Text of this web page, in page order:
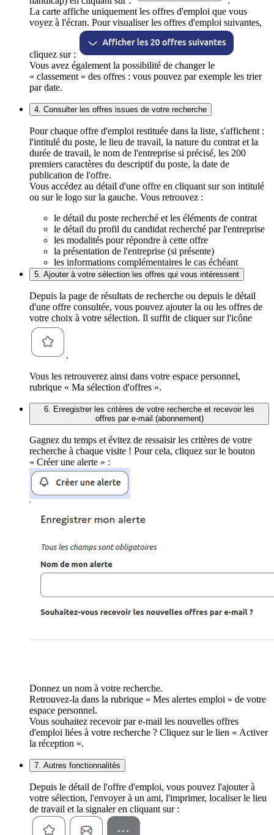
La carte affiche uniquement les offres d'emploi que vous
voyez à l'écran. Pour visualiser les offres d'emploi suivantes,
cliquez sur :
Vous avez également la possibilité de changer le
« classement » des offres : vous pouvez par exemple les trier
par date.
4. Consulter les offres issues de votre recherche
Pour chaque offre d'emploi restituée dans la liste, s'affichent :
l'intitulé du poste, le lieu de travail, la nature du contrat et la
durée de travail, le nom de l'entreprise si précisé, les 200
premiers caractères du descriptif du poste, la date de
publication de l'offre.
Vous accédez au détail d'une offre en cliquant sur son intitulé
ou sur le logo sur la gauche. Vous retrouvez :
le détail du poste recherché et les éléments de contrat
le détail du profil du candidat recherché par l'entreprise
les modalités pour répondre à cette offre
la présentation de l'entreprise (si présente)
les informations complémentaires le cas échéant
5. Ajouter à votre sélection les offres qui vous intéressent
Depuis la page de résultats de recherche ou depuis le détail
d'une offre consultée, vous pouvez ajouter la ou les offres de
votre choix à votre sélection. Il suffit de cliquer sur l'icône
.
Vous les retrouverez ainsi dans votre espace personnel,
rubrique « Ma sélection d'offres ».
6. Enregistrer les critères de votre recherche et recevoir les
offres par e-mail (abonnement)
Gagnez du temps et évitez de ressaisir les critères de votre
recherche à chaque visite ! Pour cela, cliquez sur le bouton
« Créer une alerte » :
Donnez un nom à votre recherche.
Retrouvez-la dans la rubrique « Mes alertes emploi » de votre
espace personnel.
Vous souhaitez recevoir par e-mail les nouvelles offres
d'emploi liées à votre recherche ? Cliquez sur le lien « Activer
la réception ».
7. Autres fonctionnalités
Depuis le détail de l'offre d'emploi, vous pouvez l'ajouter à
votre sélection, l'envoyer à un ami, l'imprimer, localiser le lieu
de travail et la signaler en cliquant sur :